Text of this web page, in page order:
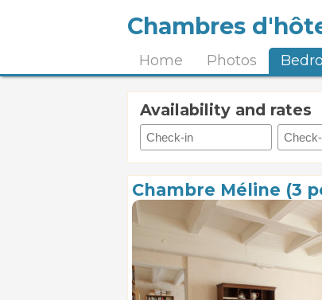
Chambres
Home Photos
Availability and rates
Chambre Méline (3